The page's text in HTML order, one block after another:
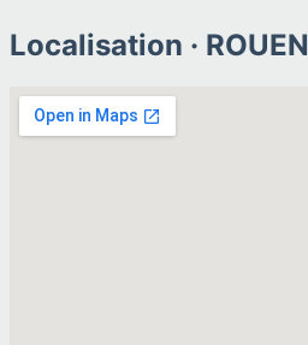
Localisation · ROUEN